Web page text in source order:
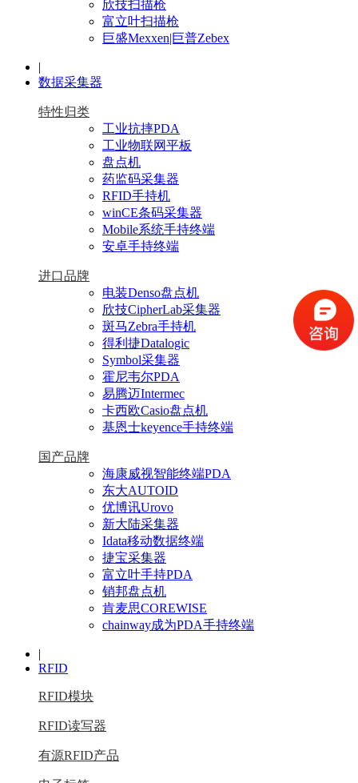
欣技扫描枪
富立叶扫描枪
巨盛Mexxen|巨普Zebex
|
数据采集器
特性归类
工业抗摔PDA
工业物联网平板
盘点机
药监码采集器
RFID手持机
winCE条码采集器
Mobile系统手持终端
安卓手持终端
进口品牌
电装Denso盘点机
欣技CipherLab采集器
斑马Zebra手持机
得利捷Datalogic
Symbol采集器
霍尼韦尔PDA
易腾迈Intermec
卡西欧Casio盘点机
基恩士keyence手持终端
国产品牌
海康威视智能终端PDA
东大AUTOID
优博讯Urovo
新大陆采集器
Idata移动数据终端
捷宝采集器
富立叶手持PDA
销邦盘点机
肯麦思COREWISE
chainway成为PDA手持终端
|
RFID
RFID模块
RFID读写器
有源RFID产品